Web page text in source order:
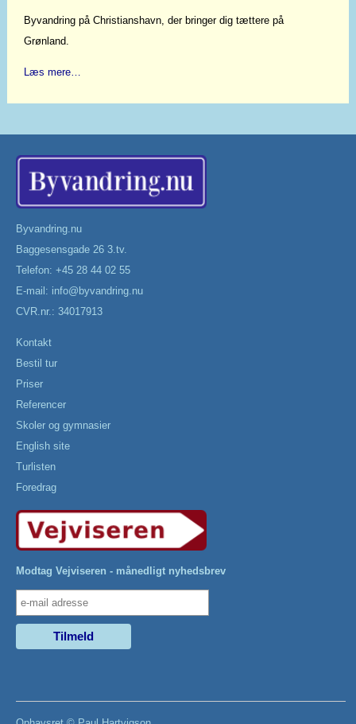
Byvandring på Christianshavn, der bringer dig tættere på
Grønland.
Læs mere…
Byvandring.nu
Baggesensgade 26 3.tv.
Telefon: +45 28 44 02 55
E-mail: info@byvandring.nu
CVR.nr.: 34017913
Kontakt
Bestil tur
Priser
Referencer
Skoler og gymnasier
English site
Turlisten
Foredrag
Modtag Vejviseren - månedligt nyhedsbrev